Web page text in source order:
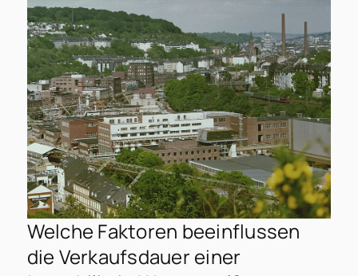
Welche Faktoren beeinflussen
die Verkaufsdauer einer